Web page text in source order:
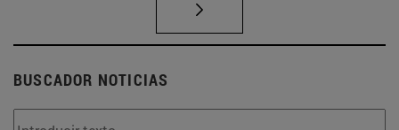
BUSCADOR NOTICIAS